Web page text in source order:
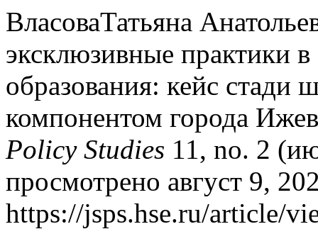
ВласоваТатьяна
эксклюзивные практики
образования: кейс стади
компонентом города
Policy Studies 11, no. 2
просмотрено август 9,
https://jsps.hse.ru/article/